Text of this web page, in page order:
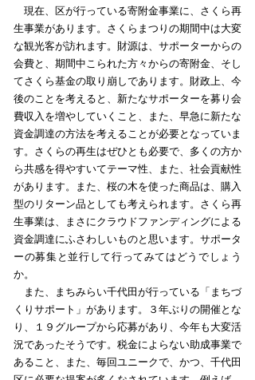
現在、区が行っている寄附金事業に、さくら再
生事業があります。さくらまつりの期間中は大変
な観光客が訪れます。財源は、サポーターからの
会費と、期間中こられた方々からの寄附金、そし
てさくら基金の取り崩しであります。財政上、今
後のことを考えると、新たなサポーターを募り会
費収入を増やしていくこと、また、早急に新たな
資金調達の方法を考えることが必要となっていま
す。さくらの再生はぜひとも必要で、多くの方か
ら共感を得やすいてテーマ性、また、社会貢献性
があります。また、桜の木を使った商品は、購入
型のリターン品としても考えられます。さくら再
生事業は、まさにクラウドファンディングによる
資金調達にふさわしいものと思います。サポータ
ーの募集と並行して行ってみてはどうでしょう
か。
また、まちみらい千代田が行っている「まちづ
くりサポート」があります。３年ぶりの開催とな
り、１９グループから応募があり、今年も大変活
況であったそうです。税金によらない助成事業で
あること、また、毎回ユニークで、かつ、千代田